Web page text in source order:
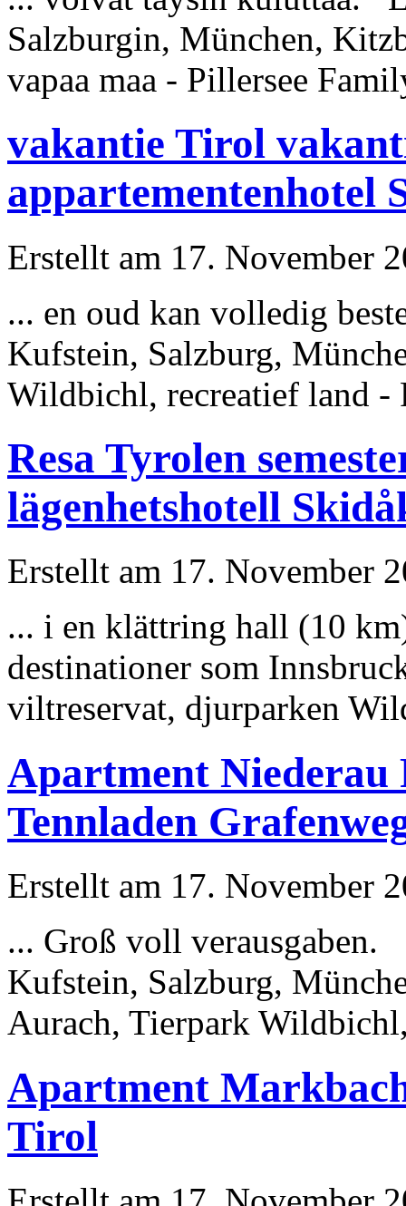
Salzburgin, München,
vapaa maa - Pillersee
vakantie Tirol
appartementenhotel
Erstellt am 17. November
... en oud kan volledig
Kufstein, Salzburg,
Wildbichl, recreatief land -
Resa Tyrolen
lägenhetshotell
Erstellt am 17. November
... i en klättring hall (10
destinationer som
viltreservat, djurparken
Apartment Niederau
Tennladen
Erstellt am 17. November
... Groß voll
Kufstein, Salzburg,
Aurach, Tierpark
Apartment
Tirol